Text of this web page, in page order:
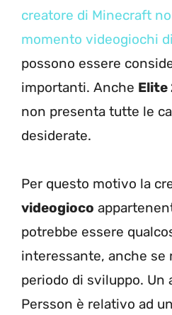
creatore di Minecraft
momento videogiochi
possono essere
importanti. Anche Elite
non presenta tutte le
desiderate.
Per questo motivo la
videogioco
potrebbe essere
interessante, anche se
periodo di sviluppo. Un
Persson è relativo ad